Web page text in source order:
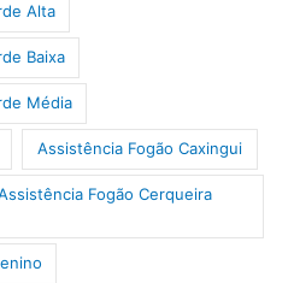
Alta
Baixa
Média
Assistência Fogão Caxingui
Fogão Cerqueira